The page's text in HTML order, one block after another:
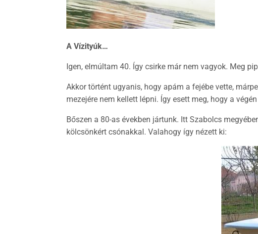
A Vízityúk…
Igen, elmúltam 40. Így csirke már nem vagyok. Meg
Akkor történt ugyanis, hogy apám a fejébe vette,
mezejére nem kellett lépni. Így esett meg, hogy a
Bőszen a 80-as években jártunk. Itt Szabolcs
kölcsönkért csónakkal. Valahogy így nézett ki: